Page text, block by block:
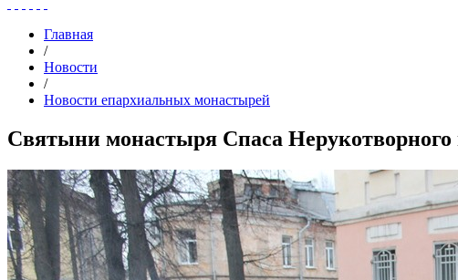
Главная
/
Новости
/
Новости епархиальных монастырей
Святыни монастыря Спаса